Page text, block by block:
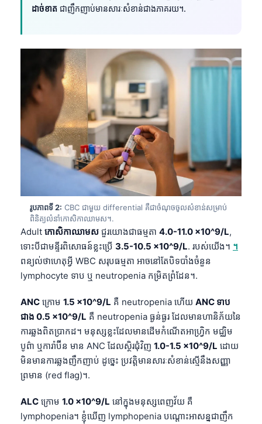
ដាច់ខាត ជាញឹកញាប់មានសារៈសំខាន់ជាងភាគរយ។.
រូបភាពទី 2: CBC ជាមួយ differential គឺជាចំណុចចូលសំខាន់សម្រាប់
ពិនិត្យលំនាំកោសិកាឈាមស។.
Adult កោសិកាឈាមស ជួរយោងជាធម្មតា 4.0-11.0 ×10^9/L,
ទោះបីជាមន្ទីរពិសោធន៍ខ្លះប្រើ 3.5-10.5 ×10^9/L. របស់យើង។ ។
ពន្យល់ថាហេតុអ្វី WBC សរុបធម្មតា អាចនៅតែបិទបាំងចំនួន
lymphocyte ទាប ឬ neutropenia កម្រិតព្រំដែន។.
ANC ក្រោម 1.5 ×10^9/L គឺ neutropenia ហើយ ANC ទាប
ជាង 0.5 ×10^9/L គឺ neutropenia ធ្ងន់ធ្ងរ ដែលមានហានិភ័យនៃ
ការឆ្លងពិតប្រាកដ។ មនុស្សខ្លះដែលមានដើមកំណើតអាហ្វ្រិក មជ្ឈិម
បូព៌ា ឬការ៉ាប៊ីន មាន ANC ដែលស្ថិរជុំវិញ 1.0-1.5 ×10^9/L ដោយ
មិនមានការឆ្លងញឹកញាប់ ដូច្នេះ ប្រវត្តិមានសារៈសំខាន់ស្មើនឹងសញ្ញា
ព្រមាន (red flag)។.
ALC ក្រោម 1.0 ×10^9/L នៅក្នុងមនុស្សពេញវ័យ គឺ
lymphopenia។ ខ្ញុំឃើញ lymphopenia បណ្តោះអាសន្នជាញឹក